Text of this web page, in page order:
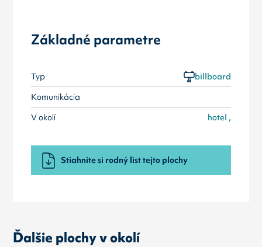
Základné parametre
Typ
billboard
Komunikácia
V okolí
hotel ,
Stiahnite si rodný list tejto plochy
Ďalšie plochy v okolí